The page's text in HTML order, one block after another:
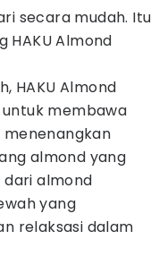
secara mudah. Itu
HAKU Almond
HAKU Almond
untuk membawa
almond yang
dari almond
yang
relaksasi dalam